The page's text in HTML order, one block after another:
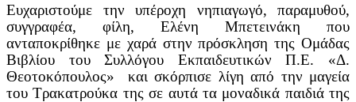
Ευχαριστούμε την υπέροχη νηπιαγωγό, παραμυθού,
συγγραφέα, φίλη, Ελένη Μπετεινάκη που
ανταποκρίθηκε με χαρά στην πρόσκληση της Ομάδας
Βιβλίου του Συλλόγου Εκπαιδευτικών Π.Ε. «Δ.
Θεοτοκόπουλος» και σκόρπισε λίγη από την μαγεία
του Τρακατρούκα της σε αυτά τα μοναδικά παιδιά της